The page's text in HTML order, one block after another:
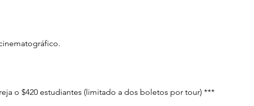
o $420 estudiantes (limitado a dos boletos por tour) ***